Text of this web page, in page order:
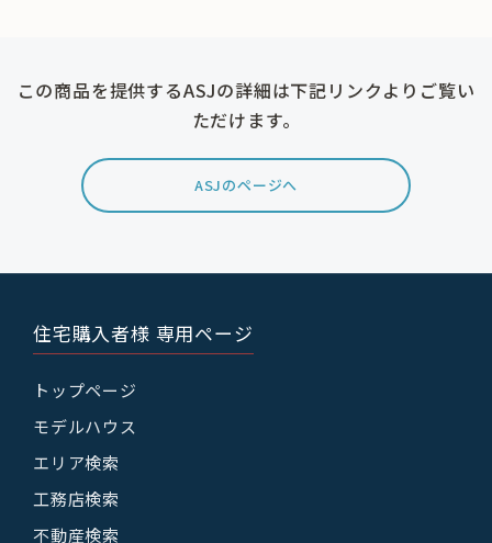
この商品を提供するASJの詳細は下記リンクよりご覧い
ただけます。
ASJのページへ
住宅購入者様 専用ページ
トップページ
モデルハウス
エリア検索
工務店検索
不動産検索